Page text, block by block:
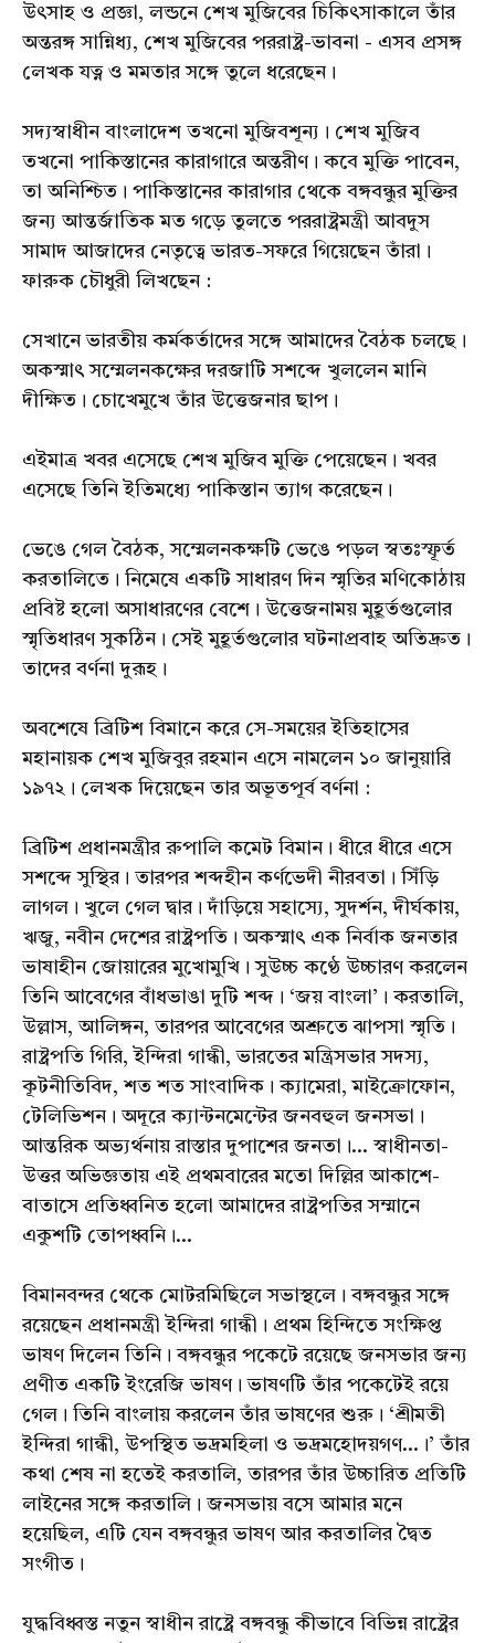
উৎসাহ ও প্রজ্ঞা, লন্ডনে শেখ মুজিবের চিকিৎসাকালে তাঁর
অন্তরঙ্গ সান্নিধ্য, শেখ মুজিবের পররাষ্ট্র-ভাবনা - এসব প্রসঙ্গ
লেখক যত্ন ও মমতার সঙ্গে তুলে ধরেছেন।
সদ্যস্বাধীন বাংলাদেশ তখনো মুজিবশূন্য। শেখ মুজিব
তখনো পাকিস্তানের কারাগারে অন্তরীণ। কবে মুক্তি পাবেন,
তা অনিশ্চিত। পাকিস্তানের কারাগার থেকে বঙ্গবন্ধুর মুক্তির
জন্য আন্তর্জাতিক মত গড়ে তুলতে পররাষ্ট্রমন্ত্রী আবদুস
সামাদ আজাদের নেতৃত্বে ভারত-সফরে গিয়েছেন তাঁরা।
ফারুক চৌধুরী লিখছেন :
সেখানে ভারতীয় কর্মকর্তাদের সঙ্গে আমাদের বৈঠক চলছে।
অকস্মাৎ সম্মেলনকক্ষের দরজাটি সশব্দে খুললেন মানি
দীক্ষিত। চোখেমুখে তাঁর উত্তেজনার ছাপ।
এইমাত্র খবর এসেছে শেখ মুজিব মুক্তি পেয়েছেন। খবর
এসেছে তিনি ইতিমধ্যে পাকিস্তান ত্যাগ করেছেন।
ভেঙে গেল বৈঠক, সম্মেলনকক্ষটি ভেঙে পড়ল স্বতঃস্ফূর্ত
করতালিতে। নিমেষে একটি সাধারণ দিন স্মৃতির মণিকোঠায়
প্রবিষ্ট হলো অসাধারণের বেশে। উত্তেজনাময় মুহূর্তগুলোর
স্মৃতিধারণ সুকঠিন। সেই মুহূর্তগুলোর ঘটনাপ্রবাহ অতিদ্রুত।
তাদের বর্ণনা দুরূহ।
অবশেষে ব্রিটিশ বিমানে করে সে-সময়ের ইতিহাসের
মহানায়ক শেখ মুজিবুর রহমান এসে নামলেন ১০ জানুয়ারি
১৯৭২। লেখক দিয়েছেন তার অভূতপূর্ব বর্ণনা :
ব্রিটিশ প্রধানমন্ত্রীর রুপালি কমেট বিমান। ধীরে ধীরে এসে
সশব্দে সুস্থির। তারপর শব্দহীন কর্ণভেদী নীরবতা। সিঁড়ি
লাগল। খুলে গেল দ্বার। দাঁড়িয়ে সহাস্যে, সুদর্শন, দীর্ঘকায়,
ঋজু, নবীন দেশের রাষ্ট্রপতি। অকস্মাৎ এক নির্বাক জনতার
ভাষাহীন জোয়ারের মুখোমুখি। সুউচ্চ কণ্ঠে উচ্চারণ করলেন
তিনি আবেগের বাঁধভাঙা দুটি শব্দ। ‘জয় বাংলা’। করতালি,
উল্লাস, আলিঙ্গন, তারপর আবেগের অশ্রুতে ঝাপসা স্মৃতি।
রাষ্ট্রপতি গিরি, ইন্দিরা গান্ধী, ভারতের মন্ত্রিসভার সদস্য,
কূটনীতিবিদ, শত শত সাংবাদিক। ক্যামেরা, মাইক্রোফোন,
টেলিভিশন। অদূরে ক্যান্টনমেন্টের জনবহুল জনসভা।
আন্তরিক অভ্যর্থনায় রাস্তার দুপাশের জনতা।... স্বাধীনতা-
উত্তর অভিজ্ঞতায় এই প্রথমবারের মতো দিল্লির আকাশে-
বাতাসে প্রতিধ্বনিত হলো আমাদের রাষ্ট্রপতির সম্মানে
একুশটি তোপধ্বনি।...
বিমানবন্দর থেকে মোটরমিছিলে সভাস্থলে। বঙ্গবন্ধুর সঙ্গে
রয়েছেন প্রধানমন্ত্রী ইন্দিরা গান্ধী। প্রথম হিন্দিতে সংক্ষিপ্ত
ভাষণ দিলেন তিনি। বঙ্গবন্ধুর পকেটে রয়েছে জনসভার জন্য
প্রণীত একটি ইংরেজি ভাষণ। ভাষণটি তাঁর পকেটেই রয়ে
গেল। তিনি বাংলায় করলেন তাঁর ভাষণের শুরু। ‘শ্রীমতী
ইন্দিরা গান্ধী, উপস্থিত ভদ্রমহিলা ও ভদ্রমহোদয়গণ...।’ তাঁর
কথা শেষ না হতেই করতালি, তারপর তাঁর উচ্চারিত প্রতিটি
লাইনের সঙ্গে করতালি। জনসভায় বসে আমার মনে
হয়েছিল, এটি যেন বঙ্গবন্ধুর ভাষণ আর করতালির দ্বৈত
সংগীত।
যুদ্ধবিধ্বস্ত নতুন স্বাধীন রাষ্ট্রে বঙ্গবন্ধু কীভাবে বিভিন্ন রাষ্ট্রের